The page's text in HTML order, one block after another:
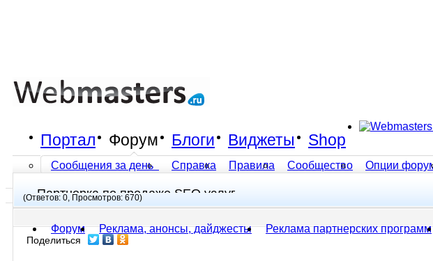
Портал Форум
Сообщения за день Справка Правила Сообщество Опции
Все разделы прочитаны
Блоги Виджеты Shop
Форум Реклама, анонсы, дайджесты Реклама партнерских программ
Партнерка по продаже SEO услуг
(Ответов: 0, Просмотров: 670)
Поделиться